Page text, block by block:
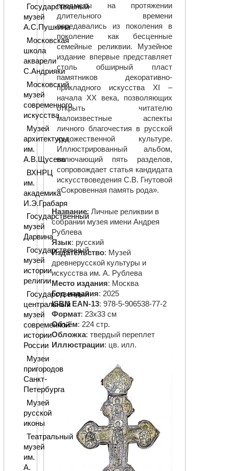
предметы на протяжении
длительного времени
передавались из поколения в
поколение как бесценные
семейные реликвии. Музейное
издание впервые представляет
столь обширный пласт
памятников декоративно-
прикладного искусства XI –
начала ХХ века, позволяющих
открыть читателю
малоизвестные аспекты
личного благочестия в русской
художественной культуре.
Иллюстрированный альбом,
включающий пять разделов,
сопровождает статья кандидата
искусствоведения С.В. Гнутовой
«Сокровенная память рода».
Название: Личные реликвии в
собрании музея имени Андрея
Рублева
Язык: русский
Издательство: Музей
древнерусской культуры и
искусства им. А. Рублева
Место издания: Москва
Год издания: 2025
ISBN EAN-13: 978-5-906538-77-2
Формат: 23х33 см
Объём: 224 стр.
Обложка: твердый переплет
Иллюстрации: цв. илл.
Государственный
музей
А.С.Пушкина
Московская
школа
акварели
С.Андрияки
Московский
музей
современного
искусства
Музей
архитектуры
им.
А.В.Щусева
ВХНРЦ
им.
академика
И.Э.Грабаря
Государственный
музей
Дарвина
Государственный
музей
истории
религии
Государственный
центральный
музей
современной
истории
России
Музеи
пригородов
Санкт-
Петербурга
Музей
русской
иконы
Театральный
музей
им.
А.